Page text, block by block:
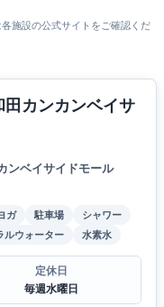
施設の公式サイトをご確認くだ
カンカンベイサ
ンベイサイドモール
ガ 駐車場
シャワー
ルウォーター 水素水
定休日
毎週水曜日